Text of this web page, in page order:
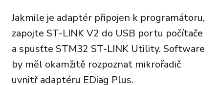
Jakmile je adaptér připojen k programátoru,
zapojte ST-LINK V2 do USB portu počítače
a spusťte STM32 ST-LINK Utility. Software
by měl okamžitě rozpoznat mikrořadič
uvnitř adaptéru EDiag Plus.